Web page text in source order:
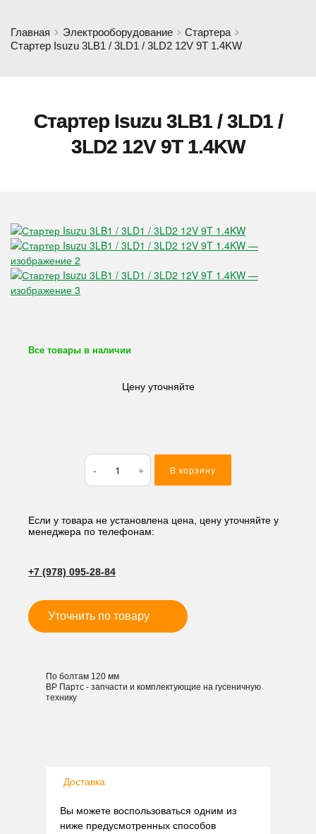
Главная Электрооборудование
Стартера
Стартер Isuzu 3LB1 / 3LD1 / 3LD2 12V 9T 1.4KW
Стартер Isuzu 3LB1 / 3LD1 /
3LD2 12V 9T 1.4KW
Все товары в наличии
Цену уточняйте
Количество
товара
Стартер
3LB1
/
3LD2
1.4KW
В корзину
Если у товара не установлена цена, цену уточняйте у
менеджера по телефонам:
+7 (978) 095-28-84
Уточнить по товару
По болтам 120 мм
ВР Партс - запчасти и комплектующие на гусеничную
технику
Доставка
Вы можете воспользоваться одним из
ниже предусмотренных способов